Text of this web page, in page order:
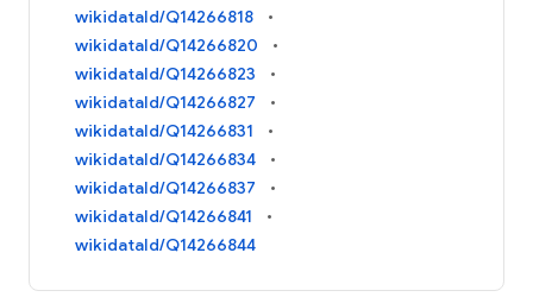
wikidataId/Q14266818
wikidataId/Q14266820
wikidataId/Q14266823
wikidataId/Q14266827
wikidataId/Q14266831
wikidataId/Q14266834
wikidataId/Q14266837
wikidataId/Q14266841
wikidataId/Q14266844